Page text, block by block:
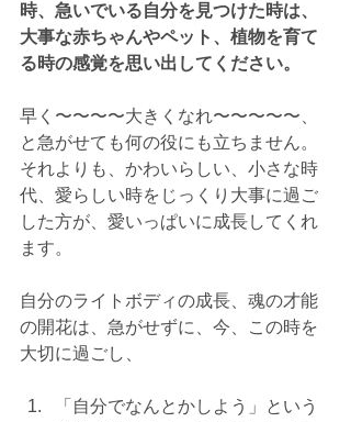
時、急いでいる自分を見つけた時は、
大事な赤ちゃんやペット、植物を育て
る時の感覚を思い出してください。
早く〜〜〜〜大きくなれ〜〜〜〜〜、
と急がせても何の役にも立ちません。
それよりも、かわいらしい、小さな時
代、愛らしい時をじっくり大事に過ご
した方が、愛いっぱいに成長してくれ
ます。
自分のライトボディの成長、魂の才能
の開花は、急がせずに、今、この時を
大切に過ごし、
「自分でなんとかしよう」という